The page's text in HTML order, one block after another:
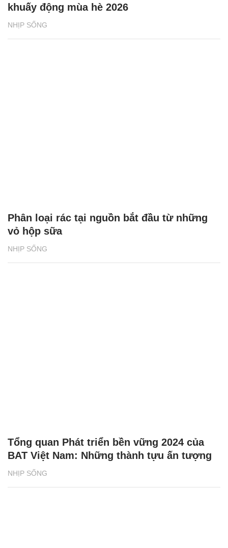
NHỊP SỐNG
khuấy động mùa hè 2026
NHỊP SỐNG
Phân loại rác tại nguồn bắt đầu từ những
vỏ hộp sữa
NHỊP SỐNG
Tổng quan Phát triển bền vững 2024 của
BAT Việt Nam: Những thành tựu ấn tượng